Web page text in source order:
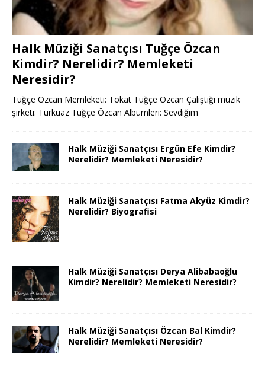
Halk Müziği Sanatçısı Tuğçe Özcan
Kimdir? Nerelidir? Memleketi
Neresidir?
Tuğçe Özcan Memleketi: Tokat Tuğçe Özcan Çalıştığı müzik
şirketi: Turkuaz Tuğçe Özcan Albümleri: Sevdiğim
Halk Müziği Sanatçısı Ergün Efe Kimdir?
Nerelidir? Memleketi Neresidir?
Halk Müziği Sanatçısı Fatma Akyüz Kimdir?
Nerelidir? Biyografisi
Halk Müziği Sanatçısı Derya Alibabaoğlu
Kimdir? Nerelidir? Memleketi Neresidir?
Halk Müziği Sanatçısı Özcan Bal Kimdir?
Nerelidir? Memleketi Neresidir?